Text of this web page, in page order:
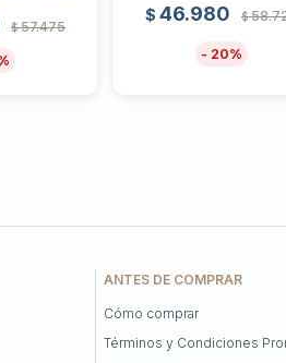
$ 57.475
$ 46.980 $
20
ANTES DE COMPRAR
Cómo comprar
Términos y Condiciones